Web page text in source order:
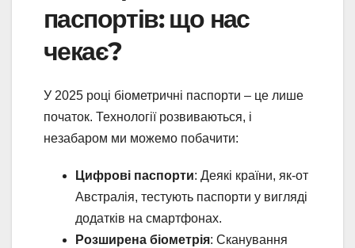
паспортів: що нас
чекає?
У 2025 році біометричні паспорти – це лише
початок. Технології розвиваються, і
незабаром ми можемо побачити:
Цифрові паспорти: Деякі країни, як-от
Австралія, тестують паспорти у вигляді
додатків на смартфонах.
Розширена біометрія: Сканування